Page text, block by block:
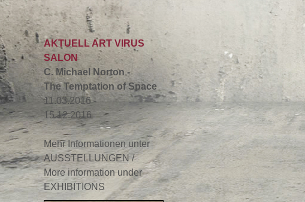
AKTUELL ART VIRUS
SALON
C. Michael Norton -
The Temptation of Space
11.03.2016 -
15.12.2016
Mehr Informationen unter
AUSSTELLUNGEN /
More information under
EXHIBITIONS